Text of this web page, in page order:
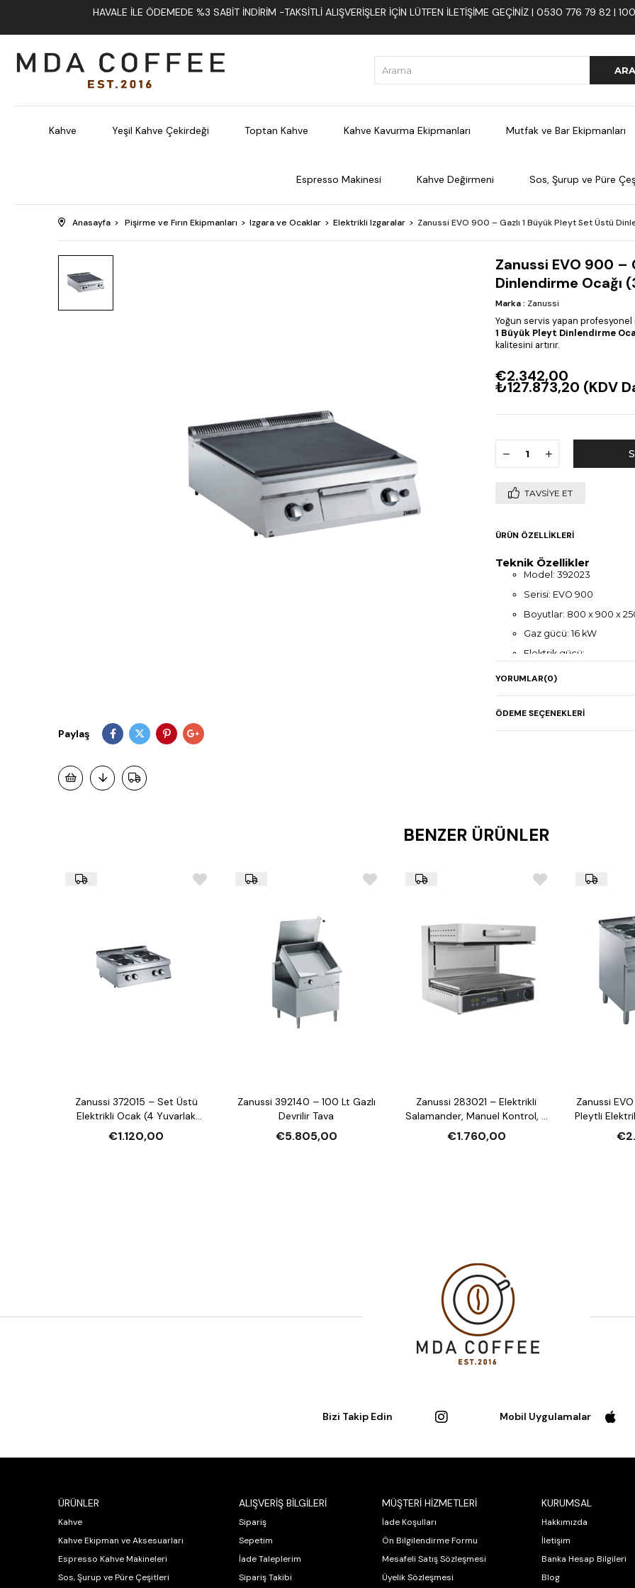
HAVALE İLE ÖDEMEDE %3 SABIT İNDIRIM -TAKSITLI ALIŞVERIŞLER İÇIN LÜTFEN ILETIŞIME GEÇINIZ | 0530 776 79 82 |
Kahve Yeşil Kahve Çekirdeği Toptan Kahve Kahve Kavurma Ekipmanları Mutfak ve Bar Ekipmanları
Espresso Makinesi Kahve Değirmeni Sos, Şurup ve Püre
Anasayfa Pişirme ve Fırın Ekipmanları Izgara ve Ocaklar Elektrikli Izgaralar Zanussi EVO 900 – Gazlı 1 Büyük Pleyt Set Üstü
Paylaş
Zanussi EVO 900 –
Dinlendirme Ocağı
Marka: Zanussi
Yoğun servis yapan
1 Büyük Pleyt Dinlendirme
kalitesini artırır.
€2.342,00
₺127.873,20 (KDV
TAVSIYE ET
ÜRÜN ÖZELLIKLERI
Teknik Özellikler
Model: 392023
Serisi: EVO 900
Boyutlar: 800 x 900 x
Gaz gücü: 16 kW
Elektrik gücü: -
Ağırlık: 105 kg
Yüksek kapasiteli
Paslanmaz çelik gövde
YORUMLAR(0)
ÖDEME SEÇENEKLERI
BENZER ÜRÜNLER
Zanussi 372015 – Set Üstü
Elektrikli Ocak (4 Yuvarlak
Pleyt)
€1.120,00
Zanussi 392140 – 100 Lt Gazlı
Devrilir Tava
€5.805,00
Zanussi 283021 – Elektrikli
Salamander, Manuel Kontrol, 3
Tarafı Açık, 600 mm
€1.760,00
Zanussi
Pleytli
Bizi Takip Edin Mobil Uygulamalar
ÜRÜNLER
Kahve
Kahve Ekipman ve Aksesuarları
Espresso Kahve Makineleri
Sos, Şurup ve Püre Çeşitleri
ALIŞVERİŞ BİLGİLERİ
Sipariş
Sepetim
İade Taleplerim
Sipariş Takibi
MÜŞTERİ HİZMETLERİ
İade Koşulları
Ön Bilgilendirme Formu
Mesafeli Satış Sözleşmesi
Üyelik Sözleşmesi
KURUMSAL
Hakkımızda
İletişim
Banka Hesap Bilgileri
Blog